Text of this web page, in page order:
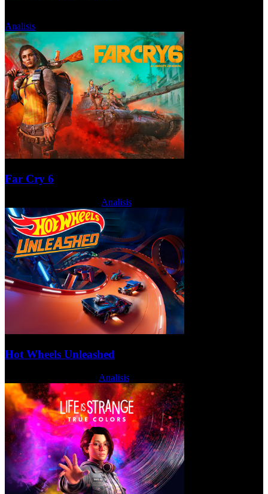
Analisis
Far Cry 6
Analisis
Hot Wheels Unleashed
Analisis